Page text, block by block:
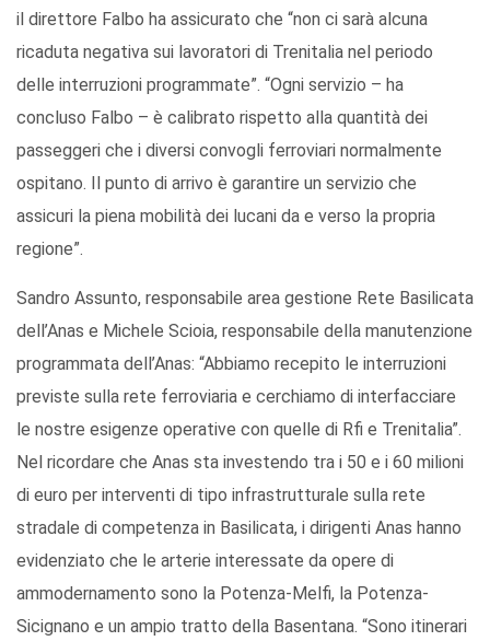
il direttore Falbo ha assicurato che “non ci sarà alcuna
ricaduta negativa sui lavoratori di Trenitalia nel periodo
delle interruzioni programmate”. “Ogni servizio – ha
concluso Falbo – è calibrato rispetto alla quantità dei
passeggeri che i diversi convogli ferroviari normalmente
ospitano. Il punto di arrivo è garantire un servizio che
assicuri la piena mobilità dei lucani da e verso la propria
regione”.
Sandro Assunto, responsabile area gestione Rete Basilicata
dell’Anas e Michele Scioia, responsabile della manutenzione
programmata dell’Anas: “Abbiamo recepito le interruzioni
previste sulla rete ferroviaria e cerchiamo di interfacciare
le nostre esigenze operative con quelle di Rfi e Trenitalia”.
Nel ricordare che Anas sta investendo tra i 50 e i 60 milioni
di euro per interventi di tipo infrastrutturale sulla rete
stradale di competenza in Basilicata, i dirigenti Anas hanno
evidenziato che le arterie interessate da opere di
ammodernamento sono la Potenza-Melfi, la Potenza-
Sicignano e un ampio tratto della Basentana. “Sono itinerari